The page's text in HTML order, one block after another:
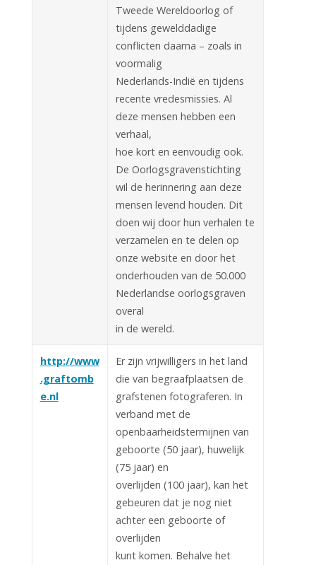
Tweede Wereldoorlog of
tijdens gewelddadige
conflicten daarna – zoals in
voormalig
Nederlands-Indië en tijdens
recente vredesmissies. Al
deze mensen hebben een
verhaal,
hoe kort en eenvoudig ook.
De Oorlogsgravenstichting
wil de herinnering aan deze
mensen levend houden. Dit
doen wij door hun verhalen te
verzamelen en te delen op
onze website en door het
onderhouden van de 50.000
Nederlandse oorlogsgraven
overal
in de wereld.
http://www
.graftomb
e.nl
Er zijn vrijwilligers in het land
die van begraafplaatsen de
grafstenen fotograferen. In
verband met de
openbaarheidstermijnen van
geboorte (50 jaar), huwelijk
(75 jaar) en
overlijden (100 jaar), kan het
gebeuren dat je nog niet
achter een geboorte of
overlijden
kunt komen. Behalve het